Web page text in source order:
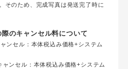
そのため、完成写真は発送完了時に
のキャンセル料について
ンセル：本体税込み価格+システム
ンセル：本体税込み価格+システム